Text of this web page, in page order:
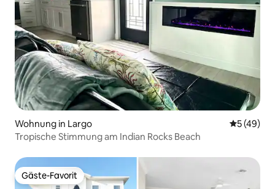
Wohnung in Largo
5 (49)
Tropische Stimmung am Indian Rocks Beach
Gäste-Favorit
Gäste-Favorit